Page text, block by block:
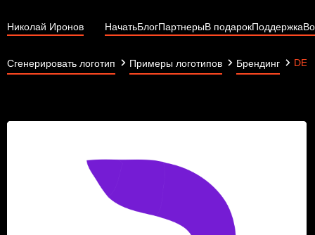
Николай Иронов НачатьБлогПартнерыВ подарокПоддержка
Сгенерировать логотип Примеры логотипов Брендинг